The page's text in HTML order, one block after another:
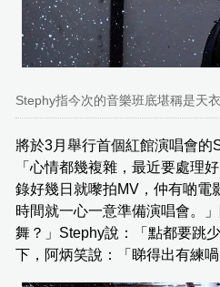
Stephy指今次的音樂班底堪稱是天衣
將於3月舉行首個紅館演唱會的
「心情都幾複雜，最近要處理
錄好幾日就嚟拍MV，仲有啲電
時間就一心一意準備演唱會。
舞？」Stephy說：「點都要跳
下，阿炳笑說：「睇得出有練喎